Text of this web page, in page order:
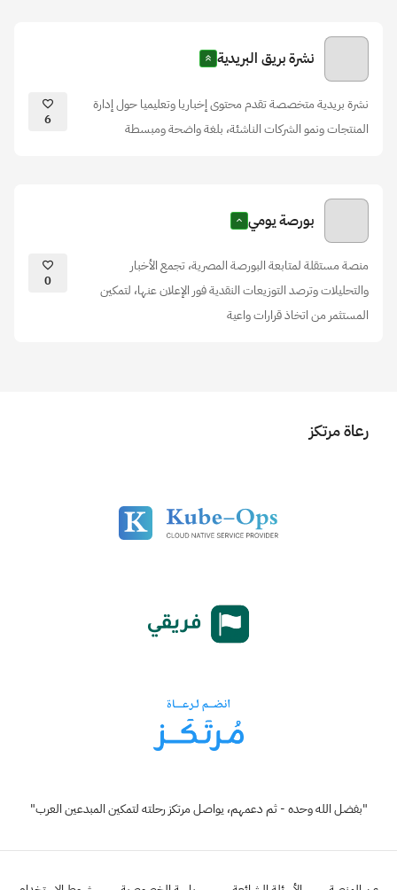
نشرة بريق البريدية
نشرة بريدية متخصصة تقدم محتوى إخباريا وتعليميا حول إدارة
المنتجات ونمو الشركات الناشئة، بلغة واضحة ومبسطة
6
بورصة يومي
منصة مستقلة لمتابعة البورصة المصرية، تجمع الأخبار
والتحليلات وترصد التوزيعات النقدية فور الإعلان عنها، لتمكين
المستثمر من اتخاذ قرارات واعية
0
رعاة مرتكز
"بفضل الله وحده - ثم دعمهم، يواصل مرتكز رحلته لتمكين المبدعين العرب"